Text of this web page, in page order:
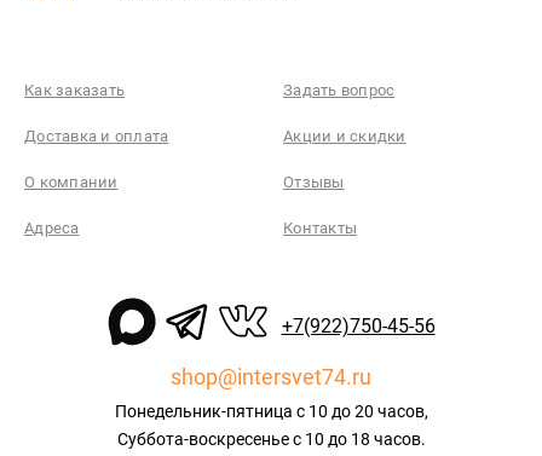
Как заказать Задать вопрос
Доставка и оплата Акции и скидки
О компании Отзывы
Адреса Контакты
+7(922)750-45-56
shop@intersvet74.ru
Понедельник-пятница с 10 до 20 часов,
Суббота-воскресенье с 10 до 18 часов.